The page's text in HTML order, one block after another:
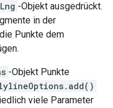
-Objekt ausgedrückt.
in der
Punkte dem
-Objekt Punkte
viele Parameter